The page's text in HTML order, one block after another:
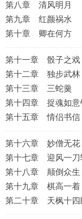
第八章 清风明月
第九章 红颜祸水
第十章 卿在何方
第十一章 骰子之戏
第十二章 独步武林
第十三章 三蛇羹
第十四章 捉魂如意
第十五章 情侣书信
第十六章 妙僧无花
第十七章 迎风一刀
第十八章 颠倒众生
第十九章 棋高一着
第二十章 天枫十四